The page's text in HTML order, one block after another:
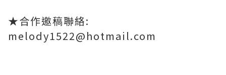
★合作邀稿聯絡:
melody1522@hotmail.com